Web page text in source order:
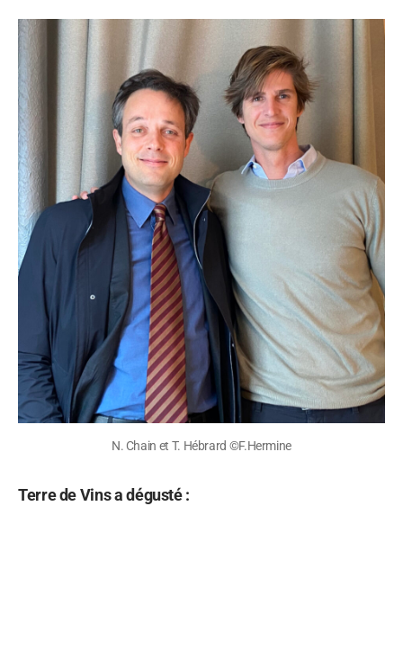
N. Chain et T. Hébrard ©F.Hermine
Terre de Vins a dégusté :